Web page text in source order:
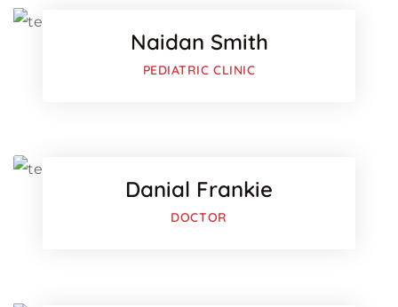
Naidan Smith
PEDIATRIC CLINIC
Danial Frankie
DOCTOR